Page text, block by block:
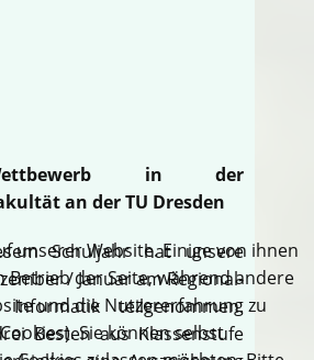
in der
an der TU Dresden
Schuljahr hat unsere
/ Januar am Regional-
Informatik teilgenommen.
Besten aus Klassenstufe
unserer Website. Einige von ihnen
Betrieb der Seite, während andere
und die Nutzererfahrung zu
Sie können selbst